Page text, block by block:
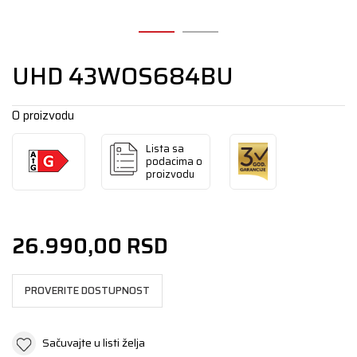
UHD 43WOS684BU
O proizvodu
Lista sa
podacima o
proizvodu
26.990,00 RSD
PROVERITE DOSTUPNOST
Sačuvajte u listi želja